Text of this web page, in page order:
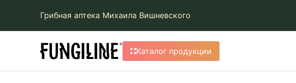
Грибная аптека Михаила Вишневского
Каталог продукции